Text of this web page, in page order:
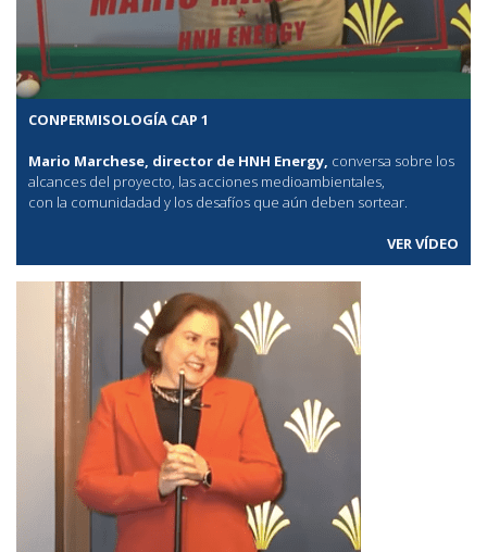
CONPERMISOLOGÍA CAP 1
Mario Marchese, director de HNH Energy, conversa sobre los
alcances del proyecto, las acciones medioambientales,
con la comunidadad y los desafíos que aún deben sortear.
VER VÍDEO